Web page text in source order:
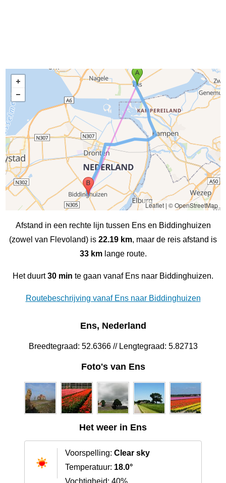
Leaflet| © OpenStreetMap
Afstand in een rechte lijn tussen Ens en Biddinghuizen
(zowel van Flevoland) is 22.19 km, maar de reis afstand is
33 kmlange route.
Het duurt30 min te gaan vanaf Ens naar Biddinghuizen.
Routebeschrijving vanaf Ens naar Biddinghuizen
Ens, Nederland
Breedtegraad: 52.6366 // Lengtegraad: 5.82713
Foto's van Ens
Het weer in Ens
Voorspelling: Clear sky
Temperatuur: 18.0°